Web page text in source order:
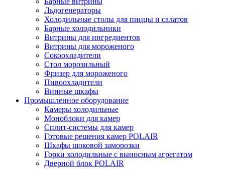
Льдогенераторы
Холодильные столы для пиццы и салатов
Барные холодильники
Витрины для ингредиентов
Витрины для мороженого
Сокоохладители
Стол морозильный
Фризер для мороженого
Пивоохладители
Винные шкафы
Промышленное оборудование
Камеры холодильные
Моноблоки для камер
Сплит-системы для камер
Готовые решения камер POLAIR
Шкафы шоковой заморозки
Горки холодильные с выносным агрегатом
Дверной блок POLAIR